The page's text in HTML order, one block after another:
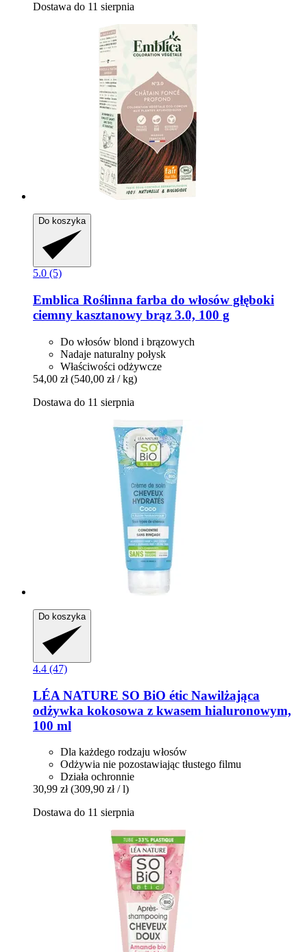
Dostawa do 11 sierpnia
Do koszyka
5.0 (5)
Emblica Roślinna farba do włosów głęboki
ciemny kasztanowy brąz 3.0, 100 g
Do włosów blond i brązowych
Nadaje naturalny połysk
Właściwości odżywcze
54,00 zł (540,00 zł / kg)
Dostawa do 11 sierpnia
Do koszyka
4.4 (47)
LÉA NATURE SO BiO étic Nawilżająca
odżywka kokosowa z kwasem hialuronowym,
100 ml
Dla każdego rodzaju włosów
Odżywia nie pozostawiając tłustego filmu
Działa ochronnie
30,99 zł (309,90 zł / l)
Dostawa do 11 sierpnia